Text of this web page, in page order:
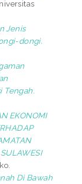
Jenis
dongi.
Tengah.
EKONOMI
Di Bawah